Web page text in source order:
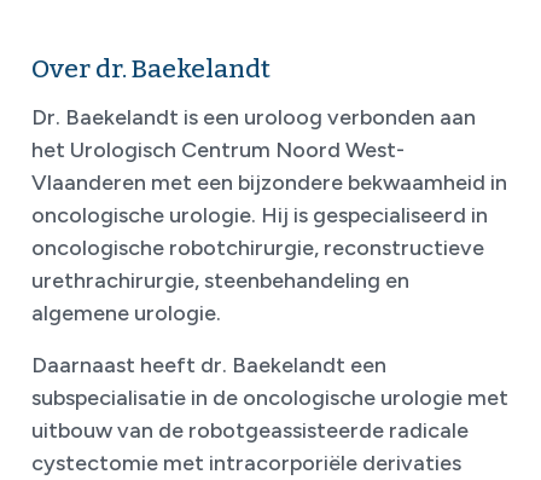
Over dr. Baekelandt
Dr. Baekelandt is een uroloog verbonden aan
het Urologisch Centrum Noord West-
Vlaanderen met een bijzondere bekwaamheid in
oncologische urologie. Hij is gespecialiseerd in
oncologische robotchirurgie, reconstructieve
urethrachirurgie, steenbehandeling en
algemene urologie.
Daarnaast heeft dr. Baekelandt een
subspecialisatie in de oncologische urologie met
uitbouw van de robotgeassisteerde radicale
cystectomie met intracorporiële derivaties